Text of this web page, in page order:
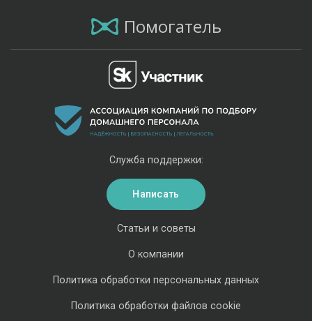
Помогатель
Статьи и советы
О компании
Политика обработки персональных данных
Политика обработки файлов cookie
Служба поддержки:
Написать